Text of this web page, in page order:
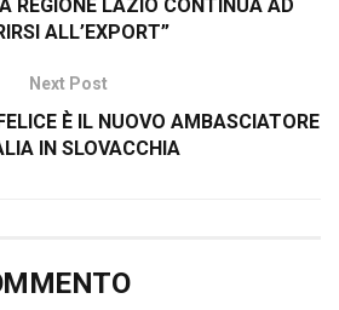
REGIONE LAZIO CONTINUA AD
ALL’EXPORT”
Next Post
È IL NUOVO AMBASCIATORE
IN SLOVACCHIA